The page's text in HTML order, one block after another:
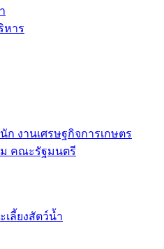
หาร
ก งานเศรษฐกิจการเกษตร
คณะรัฐมนตรี
เลี้ยงสัตว์น้ำ